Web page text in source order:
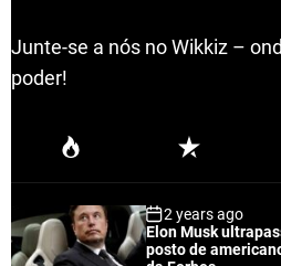
Junte-se a nós no Wikkiz –
poder!
P
u
R
e
n
2 years ago
Elon Musk
posto de